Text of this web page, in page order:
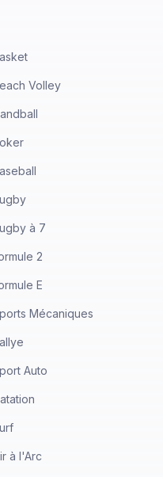
Volley
à 7
2
E
Mécaniques
Auto
à l'Arc